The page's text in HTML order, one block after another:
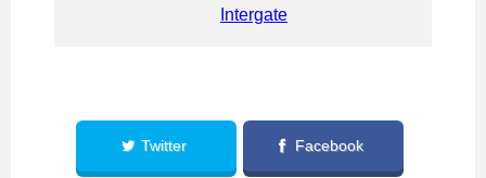
Intergate
Twitter Facebook